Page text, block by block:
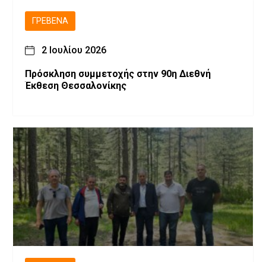
ΓΡΕΒΕΝΆ
2 Ιουλίου 2026
Πρόσκληση συμμετοχής στην 90η Διεθνή
Έκθεση Θεσσαλονίκης